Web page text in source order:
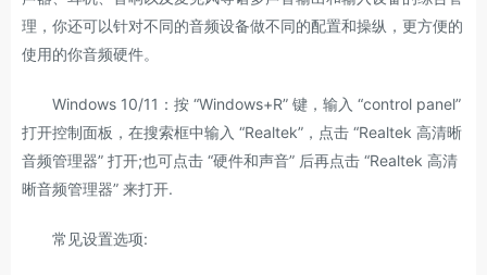
理，你还可以针对不同的音频设备做不同的配置和操纵，更方便的
使用的你音频硬件。
Windows 10/11：按 “Windows+R” 键，输入 “control panel”
打开控制面板，在搜索框中输入 “Realtek”，点击 “Realtek 高清晰
音频管理器” 打开;也可点击 “硬件和声音” 后再点击 “Realtek 高清
晰音频管理器” 来打开.
常见设置选项: